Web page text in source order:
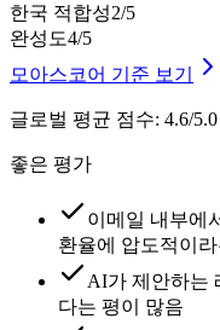
한국 적합성2/5
완성도4/5
모아스코어 기준 보기
글로벌 평균 점수: 4.6/5.0
좋은 평가
이메일 내부에
환율에 압도적이
AI가 제안하는
다는 평이 많음